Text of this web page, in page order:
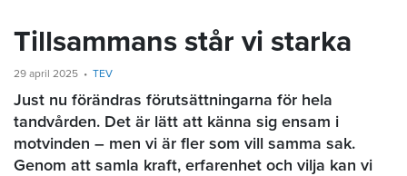
Tillsammans står vi starka
29 april 2025 TEV
Just nu förändras förutsättningarna för hela
tandvården. Det är lätt att känna sig ensam i
motvinden – men vi är fler som vill samma sak.
Genom att samla kraft, erfarenhet och vilja kan vi